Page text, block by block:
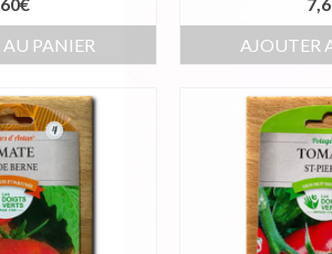
PANIER
AJOUTER